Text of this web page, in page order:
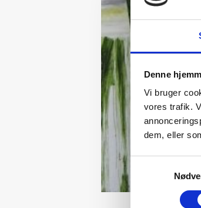
Denne
Vi bruger
vores trafik.
dem, eller